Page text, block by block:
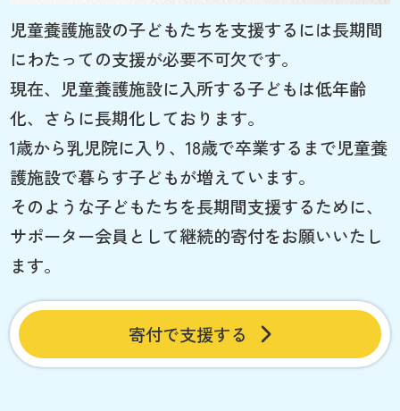
児童養護施設の子どもたちを支援するには長期間
にわたっての支援が必要不可欠です。
現在、児童養護施設に入所する子どもは低年齢
化、さらに長期化しております。
1歳から乳児院に入り、18歳で卒業するまで児童養
護施設で暮らす子どもが増えています。
そのような子どもたちを長期間支援するために、
サポーター会員として継続的寄付をお願いいたし
ます。
寄付で支援する